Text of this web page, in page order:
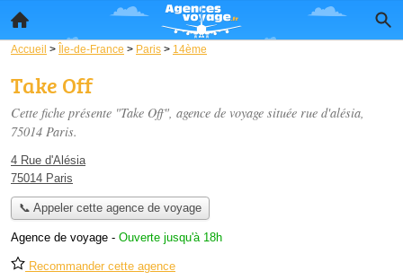
Accueil > Île-de-France > Paris > 14ème
Take Off
Cette fiche présente "Take Off", agence de voyage située rue d'alésia,
75014 Paris.
4 Rue d'Alésia
75014 Paris
📞 Appeler cette agence de voyage
Agence de voyage - Ouverte jusqu'à 18h
Recommander cette agence